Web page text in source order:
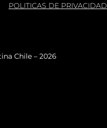
POLITICAS DE PRIVACIDAD
Chile – 2026